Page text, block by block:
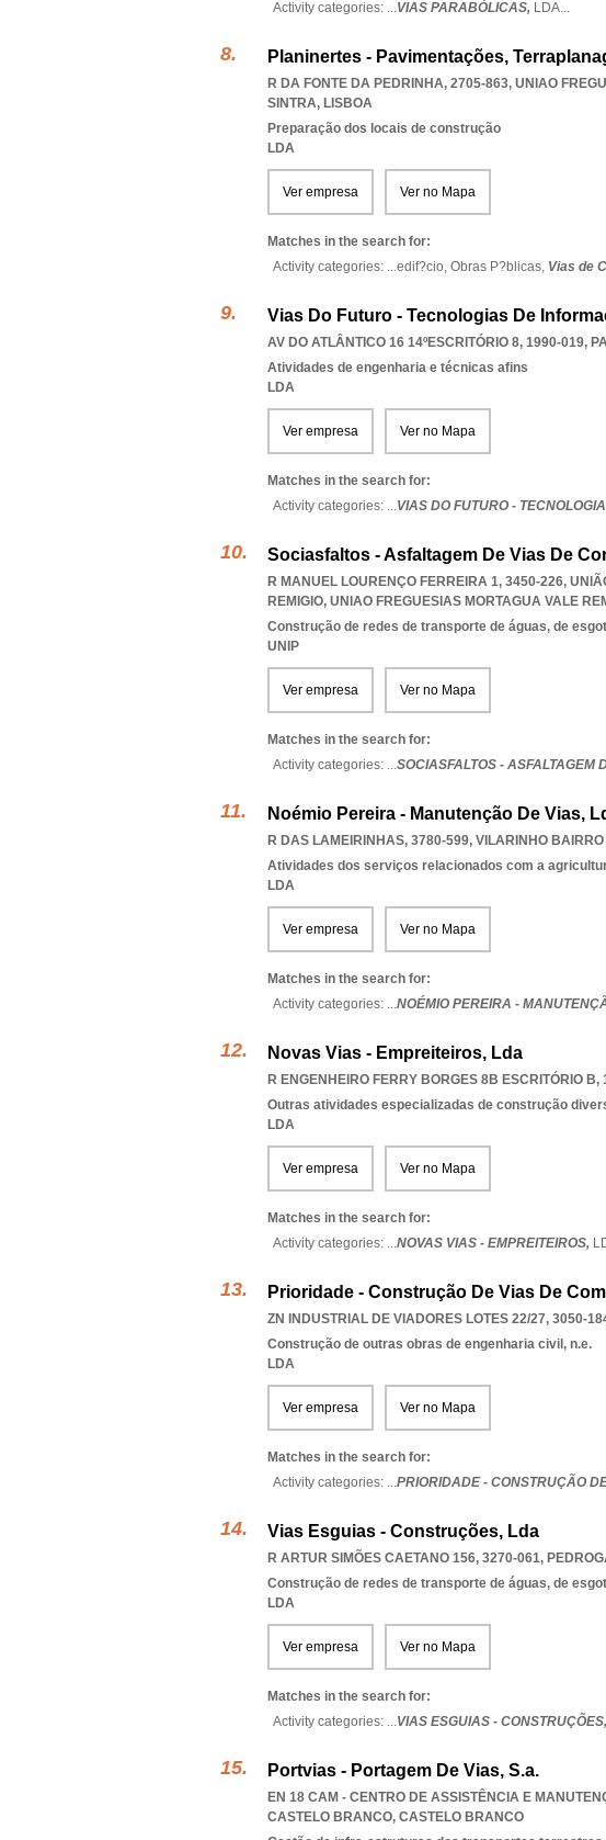
Activity categories: ...VIAS PARABÓLICAS, LDA...
Planinertes - Pavimentações,
R DA FONTE DA PEDRINHA, 2705-863, UNIAO
SINTRA, LISBOA
Preparação dos locais de construção
LDA
Ver empresa Ver no Mapa
Matches in the search for:
Activity categories: ...edif?cio, Obras P?blicas, Vias de
Vias Do Futuro - Tecnologias De
AV DO ATLÂNTICO 16 14ºESCRITÓRIO 8, 1990-019,
Atividades de engenharia e técnicas afins
LDA
Ver empresa Ver no Mapa
Matches in the search for:
Activity categories: ...VIAS DO FUTURO -
Sociasfaltos - Asfaltagem De Vias De
R MANUEL LOURENÇO FERREIRA 1, 3450-226,
REMIGIO, UNIAO FREGUESIAS MORTAGUA VALE
Construção de redes de transporte de águas, de
UNIP
Ver empresa Ver no Mapa
Matches in the search for:
Activity categories: ...SOCIASFALTOS - ASFALTAGEM
Noémio Pereira - Manutenção De Vias,
R DAS LAMEIRINHAS, 3780-599, VILARINHO
Atividades dos serviços relacionados com a
LDA
Ver empresa Ver no Mapa
Matches in the search for:
Activity categories: ...NOÉMIO PEREIRA -
Novas Vias - Empreiteiros, Lda
R ENGENHEIRO FERRY BORGES 8B ESCRITÓRIO B,
Outras atividades especializadas de construção
LDA
Ver empresa Ver no Mapa
Matches in the search for:
Activity categories: ...NOVAS VIAS - EMPREITEIROS,
Prioridade - Construção De Vias De
ZN INDUSTRIAL DE VIADORES LOTES 22/27, 3050-
Construção de outras obras de engenharia civil, n.e.
LDA
Ver empresa Ver no Mapa
Matches in the search for:
Activity categories: ...PRIORIDADE - CONSTRUÇÃO
Vias Esguias - Construções, Lda
R ARTUR SIMÕES CAETANO 156, 3270-061,
Construção de redes de transporte de águas, de
LDA
Ver empresa Ver no Mapa
Matches in the search for:
Activity categories: ...VIAS ESGUIAS - CONSTRUÇÕES,
Portvias - Portagem De Vias, S.a.
EN 18 CAM - CENTRO DE ASSISTÊNCIA E
CASTELO BRANCO, CASTELO BRANCO